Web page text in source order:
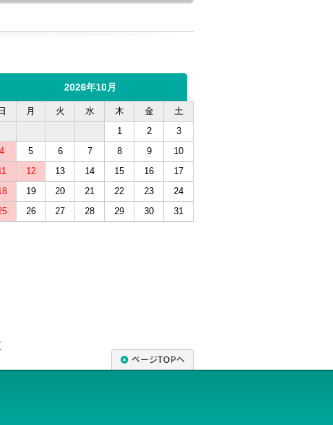
2026年10月
日 月 火 水 木 金
土
1
2
3
4
5 6 7 8 9
10
12 13 14 15 16
17
19 20 21 22 23
24
26 27 28 29 30 31